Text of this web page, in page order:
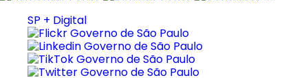
SP + Digital